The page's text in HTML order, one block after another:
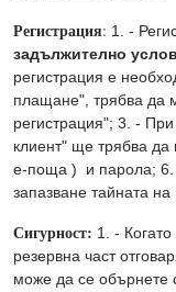
Регистрация: 1. -
задължително
регистрация е
плащане", трябва да
регистрация"; 3. -
клиент" ще трябва да
е-поща ) и парола; 6.
запазване тайната
Сигурност: 1. -
резервна част
може да се обърнете